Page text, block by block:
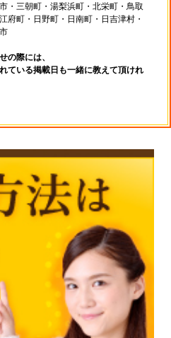
三朝町・湯梨浜町・北栄町・鳥取
府町・日野町・日南町・日吉津村・
の際には、
ている掲載日も一緒に教えて頂けれ